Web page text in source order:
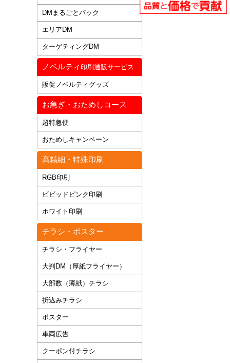
DMまるごとパック
エリアDM
ターゲティングDM
ノベルティ 印刷通販サービス
販促ノベルティグッズ
お急ぎ・おためしコース
超特急便
おためしキャンペーン
高精細・特殊印刷
RGB印刷
ビビッドピンク印刷
ホワイト印刷
チラシ・ポスター
チラシ・フライヤー
大判DM（厚紙フライヤー）
大部数（薄紙）チラシ
折込みチラシ
ポスター
車両広告
クーポン付チラシ